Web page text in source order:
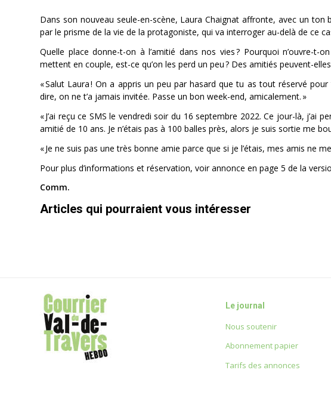
Dans son nouveau seule-en-scène, Laura Chaignat affronte, avec un
par le prisme de la vie de la protagoniste, qui va interroger au-delà de ce
Quelle place donne-t-on à l’amitié dans nos vies ? Pourquoi n’ouvre-
mettent en couple, est-ce qu’on les perd un peu ? Des amitiés peuvent-
« Salut Laura ! On a appris un peu par hasard que tu as tout réservé
dire, on ne t’a jamais invitée. Passe un bon week-end, amicalement. »
« J’ai reçu ce SMS le vendredi soir du 16 septembre 2022. Ce jour-là,
amitié de 10 ans. Je n’étais pas à 100 balles près, alors je suis sortie me
« Je ne suis pas une très bonne amie parce que si je l’étais, mes amis ne
Pour plus d’informations et réservation, voir annonce en page 5 de la
Comm.
Articles qui pourraient vous intéresser
Le journal
Nous soutenir
Abonnement papier
Tarifs des annonces